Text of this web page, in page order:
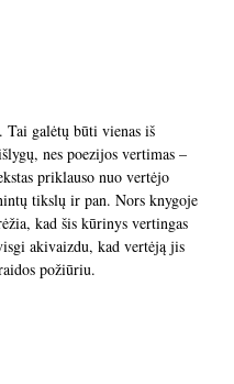
Tai galėtų būti vienas iš
nes poezijos vertimas –
priklauso nuo vertėjo
tikslų ir pan. Nors knygoje
kad šis kūrinys vertingas
akivaizdu, kad vertėją jis
požiūriu.